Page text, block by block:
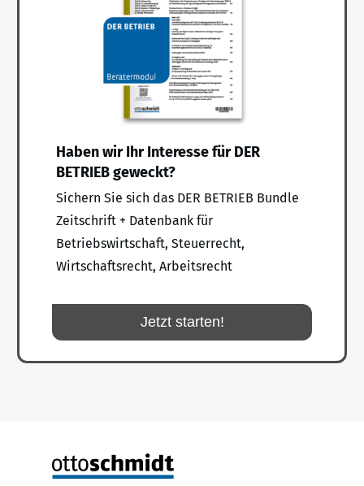
Haben wir Ihr Interesse für DER
BETRIEB geweckt?
Sichern Sie sich das DER BETRIEB Bundle
Zeitschrift + Datenbank für
Betriebswirtschaft, Steuerrecht,
Wirtschaftsrecht, Arbeitsrecht
Jetzt starten!